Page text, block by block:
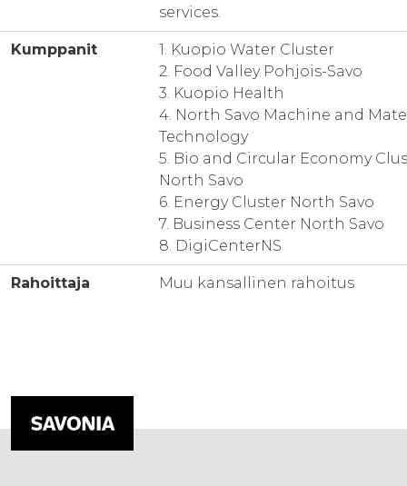
services.
Kumppanit
1. Kuopio Water Cluster
2. Food Valley Pohjois-Savo
3. Kuopio Health
4. North Savo Machine and
Technology
5. Bio and Circular Economy
North Savo
6. Energy Cluster North Savo
7. Business Center North Savo
8. DigiCenterNS
Rahoittaja Muu kansallinen rahoitus